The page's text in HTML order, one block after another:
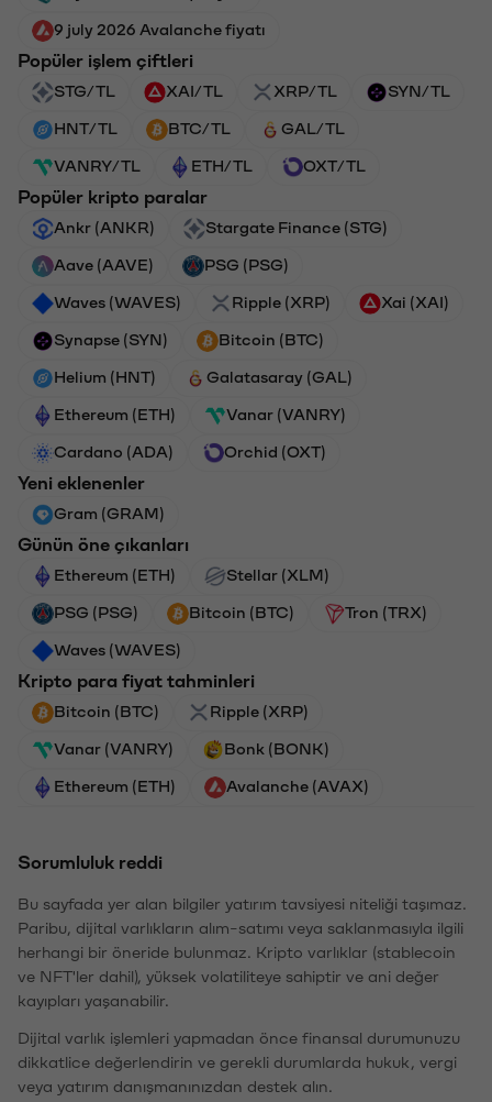
9 july 2026 Avalanche fiyatı
Popüler işlem çiftleri
STG/TL XAI/TL XRP/TL SYN/TL
HNT/TL BTC/TL GAL/TL
VANRY/TL ETH/TL OXT/TL
Popüler kripto paralar
Ankr (ANKR) Stargate Finance (STG)
Aave (AAVE) PSG (PSG)
Waves (WAVES) Ripple (XRP) Xai (XAI)
Synapse (SYN) Bitcoin (BTC)
Helium (HNT) Galatasaray (GAL)
Ethereum (ETH) Vanar (VANRY)
Cardano (ADA) Orchid (OXT)
Yeni eklenenler
Gram (GRAM)
Günün öne çıkanları
Ethereum (ETH) Stellar (XLM)
PSG (PSG) Bitcoin (BTC) Tron (TRX)
Waves (WAVES)
Kripto para fiyat tahminleri
Bitcoin (BTC) Ripple (XRP)
Vanar (VANRY) Bonk (BONK)
Ethereum (ETH) Avalanche (AVAX)
Sorumluluk reddi
Bu sayfada yer alan bilgiler yatırım tavsiyesi niteliği taşımaz.
Paribu, dijital varlıkların alım-satımı veya saklanmasıyla ilgili
herhangi bir öneride bulunmaz. Kripto varlıklar (stablecoin
ve NFT'ler dahil), yüksek volatiliteye sahiptir ve ani değer
kayıpları yaşanabilir.
Dijital varlık işlemleri yapmadan önce finansal durumunuzu
dikkatlice değerlendirin ve gerekli durumlarda hukuk, vergi
veya yatırım danışmanınızdan destek alın.